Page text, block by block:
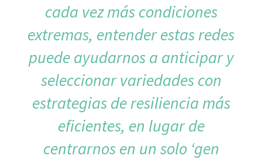
cada vez más condiciones
extremas, entender estas redes
puede ayudarnos a anticipar y
seleccionar variedades con
estrategias de resiliencia más
eficientes, en lugar de
centrarnos en un solo ‘gen